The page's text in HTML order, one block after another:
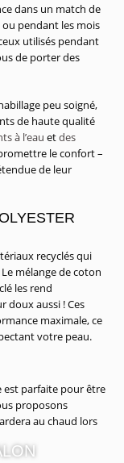
dans un match de
pendant les mois
utilisés pendant
de porter des
peu soigné,
de haute qualité
à l’eau etdes
le confort –
de leur
recyclés qui
mélange de coton
les rend
doux aussi ! Ces
maximale, ce
votre peau.
est parfaite pour être
proposons
au chaud lors